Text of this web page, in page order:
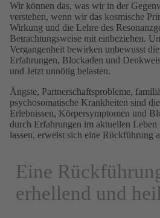
Wir können das, was wir in der
verstehen, wenn wir das kosmische
Wirkung und die Lehre des
Betrachtungsweise mit einbeziehen.
Vergangenheit bewirken unbewusst
Erfahrungen, Blockaden und
und Jetzt unnötig belasten.
Ängste, Partnerschaftsprobleme,
psychosomatische Krankheiten sind
Erlebnissen, Körpersymptomen und
durch Erfahrungen im aktuellen
lassen, erweist sich eine Rückführung
Eine
erhellend und